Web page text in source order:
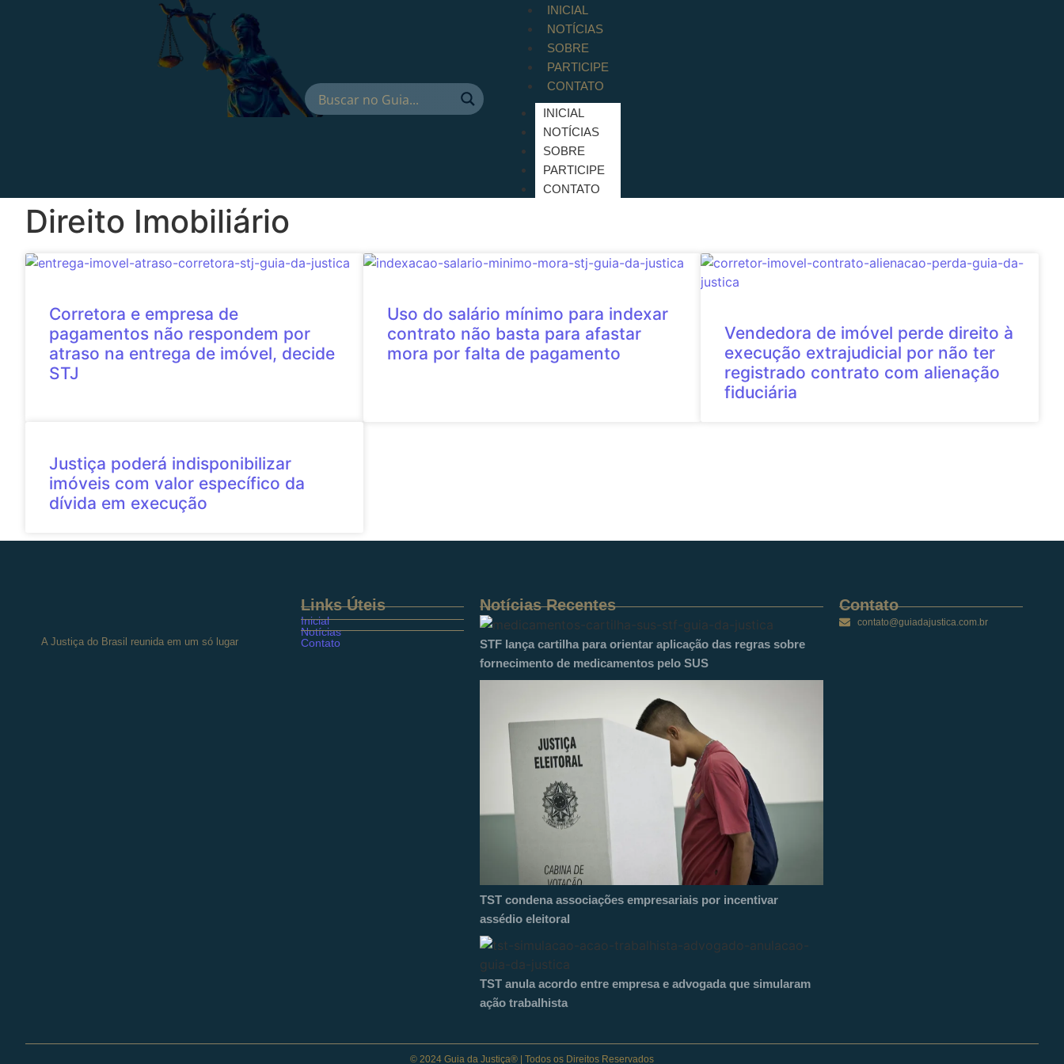
INICIAL
NOTÍCIAS
SOBRE
PARTICIPE
CONTATO
INICIAL
NOTÍCIAS
SOBRE
PARTICIPE
CONTATO
Direito Imobiliário
Corretora e empresa de
pagamentos não respondem por
atraso na entrega de imóvel, decide
STJ
Uso do salário mínimo para indexar
contrato não basta para afastar
mora por falta de pagamento
Vendedora de imóvel perde direito à
execução extrajudicial por não ter
registrado contrato com alienação
fiduciária
Justiça poderá indisponibilizar
imóveis com valor específico da
dívida em execução
A Justiça do Brasil reunida em um só lugar
Links Úteis
Inicial
Notícias
Contato
Notícias Recentes
STF lança cartilha para orientar aplicação das regras sobre
fornecimento de medicamentos pelo SUS
TST condena associações empresariais por incentivar
assédio eleitoral
TST anula acordo entre empresa e advogada que simularam
ação trabalhista
Contato
contato@guiadajustica.com.br
© 2024 Guia da Justiça® | Todos os Direitos Reservados